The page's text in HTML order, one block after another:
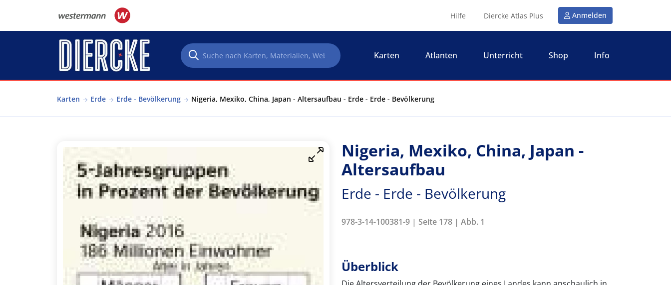
Hilfe Diercke Atlas Plus Anmelden
Karten Atlanten Unterricht Shop Info
Karten Erde Erde - Bevölkerung Nigeria, Mexiko, China, Japan - Altersaufbau - Erde - Erde - Bevölkerung
Nigeria, Mexiko, China, Japan -
Altersaufbau
Erde - Erde - Bevölkerung
978-3-14-100381-9 | Seite 178 | Abb. 1
Überblick